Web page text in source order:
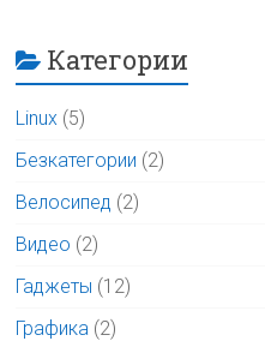
Категории
Linux (5)
Безкатегории (2)
Велосипед (2)
Видео (2)
Гаджеты (12)
Графика (2)